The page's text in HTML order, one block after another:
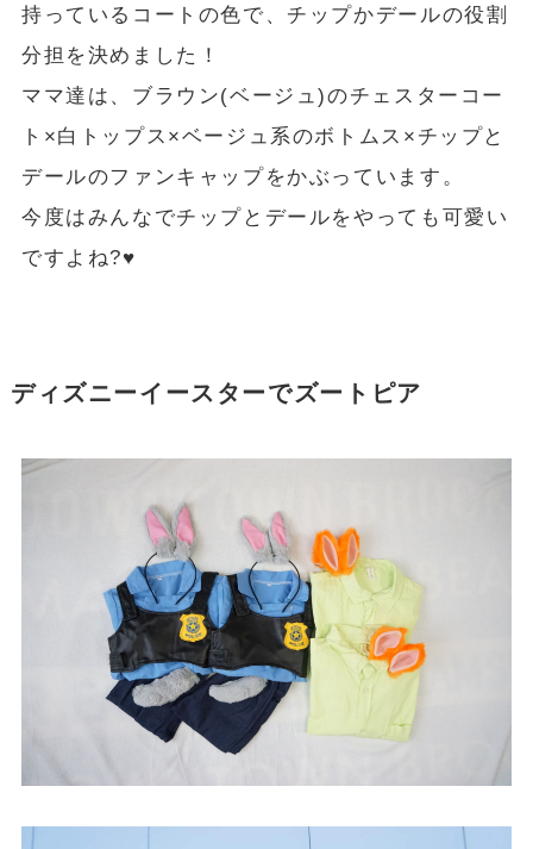
持っているコートの色で、チップかデールの役割
分担を決めました！
ママ達は、ブラウン(ベージュ)のチェスターコー
ト×白トップス×ベージュ系のボトムス×チップと
デールのファンキャップをかぶっています。
今度はみんなでチップとデールをやっても可愛い
ですよね?♥
ディズニーイースターでズートピア